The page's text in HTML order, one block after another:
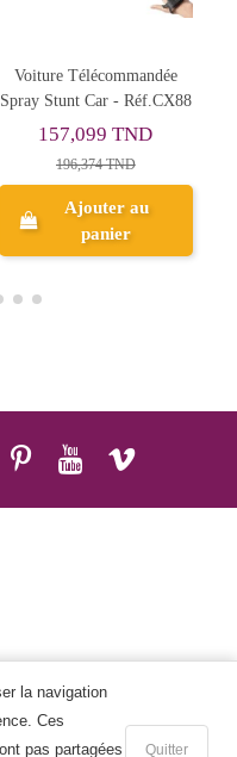
la navigation
Ces
pas partagées
Quitter
Pack Trio à Friction Exost
Jump
87,574 TND
109,468 TND
Ajouter au
panier